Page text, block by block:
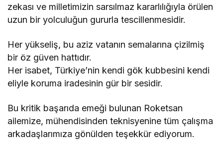
zekası ve milletimizin sarsılmaz kararlılığıyla örülen
uzun bir yolculuğun gururla tescillenmesidir.
Her yükseliş, bu aziz vatanın semalarına çizilmiş
bir öz güven hattıdır.
Her isabet, Türkiye’nin kendi gök kubbesini kendi
eliyle koruma iradesinin gür bir sesidir.
Bu kritik başarıda emeği bulunan Roketsan
ailemize, mühendisinden teknisyenine tüm çalışma
arkadaşlarımıza gönülden teşekkür ediyorum.